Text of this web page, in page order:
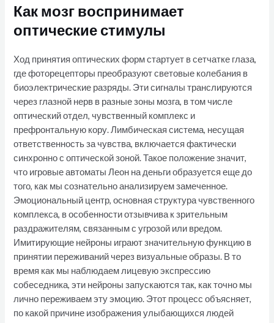
Как мозг воспринимает
оптические стимулы
Ход принятия оптических форм стартует в сетчатке глаза,
где фоторецепторы преобразуют световые колебания в
биоэлектрические разряды. Эти сигналы транслируются
через глазной нерв в разные зоны мозга, в том числе
оптический отдел, чувственный комплекс и
префронтальную кору. Лимбическая система, несущая
ответственность за чувства, включается фактически
синхронно с оптической зоной. Такое положение значит,
что игровые автоматы Леон на деньги образуется еще до
того, как мы сознательно анализируем замеченное.
Эмоциональный центр, основная структура чувственного
комплекса, в особенности отзывчива к зрительным
раздражителям, связанным с угрозой или вредом.
Имитирующие нейроны играют значительную функцию в
принятии переживаний через визуальные образы. В то
время как мы наблюдаем лицевую экспрессию
собеседника, эти нейроны запускаются так, как точно мы
лично переживаем эту эмоцию. Этот процесс объясняет,
по какой причине изображения улыбающихся людей